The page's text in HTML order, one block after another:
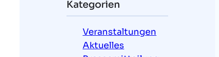
Kategorien
Veranstaltungen
Aktuelles